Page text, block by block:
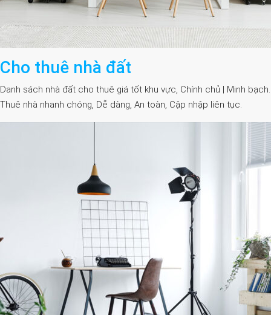
Cho thuê nhà đất
Danh sách nhà đất cho thuê giá tốt khu vực, Chính chủ | Minh bạch.
Thuê nhà nhanh chóng, Dễ dàng, An toàn, Cập nhập liên tục.